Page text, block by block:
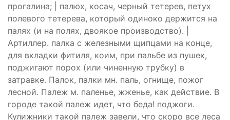
прогалина; | палюх, косач, черный тетерев, петух
полевого тетерева, который одиноко держится на
палях (и на полях, двоякое производство). |
Артиллер. палка с железными щипцами на конце,
для вкладки фитиля, коим, при пальбе из пушек,
поджигают порох (или чиненную трубку) в
затравке. Палок, палки мн. паль, огнище, пожог
лесной. Палеж м. паленье, жженье, как действие. В
городе такой палеж идет, что беда! поджоги.
Кулижники такой палеж завели, что скоро все леса